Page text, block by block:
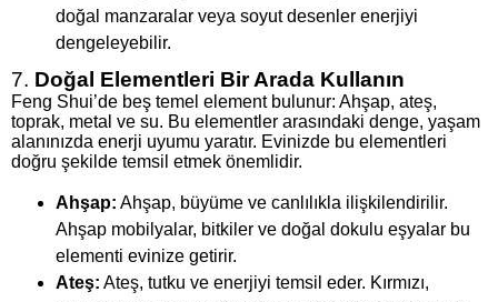
doğal manzaralar veya soyut desenler enerjiyi
dengeleyebilir.
7. Doğal Elementleri Bir Arada Kullanın
Feng Shui’de beş temel element bulunur: Ahşap, ateş,
toprak, metal ve su. Bu elementler arasındaki denge, yaşam
alanınızda enerji uyumu yaratır. Evinizde bu elementleri
doğru şekilde temsil etmek önemlidir.
Ahşap: Ahşap, büyüme ve canlılıkla ilişkilendirilir.
Ahşap mobilyalar, bitkiler ve doğal dokulu eşyalar bu
elementi evinize getirir.
Ateş: Ateş, tutku ve enerjiyi temsil eder. Kırmızı,